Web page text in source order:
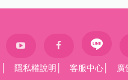
隱私權說明 客服中心 廣